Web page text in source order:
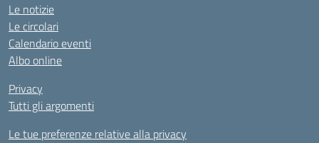
Le notizie
Le circolari
Calendario eventi
Albo online
Privacy
Tutti gli argomenti
Le tue preferenze relative alla privacy